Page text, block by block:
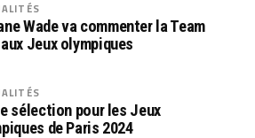
Wade va commenter la Team
aux Jeux olympiques
sélection pour les Jeux
de Paris 2024